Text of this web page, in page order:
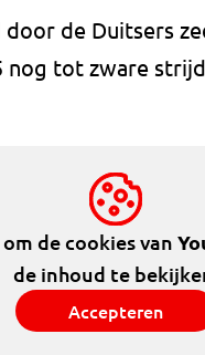
de Duitsers
nog tot zware
de cookies van
de inhoud te
Accepteren